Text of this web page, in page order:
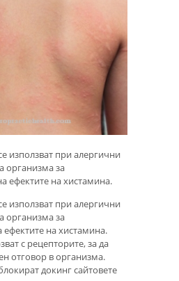
използват при алергични
организма за
ефектите на хистамина.
използват при алергични
организма за
ефектите на хистамина.
с рецепторите, за да
отговор в организма.
докинг сайтовете